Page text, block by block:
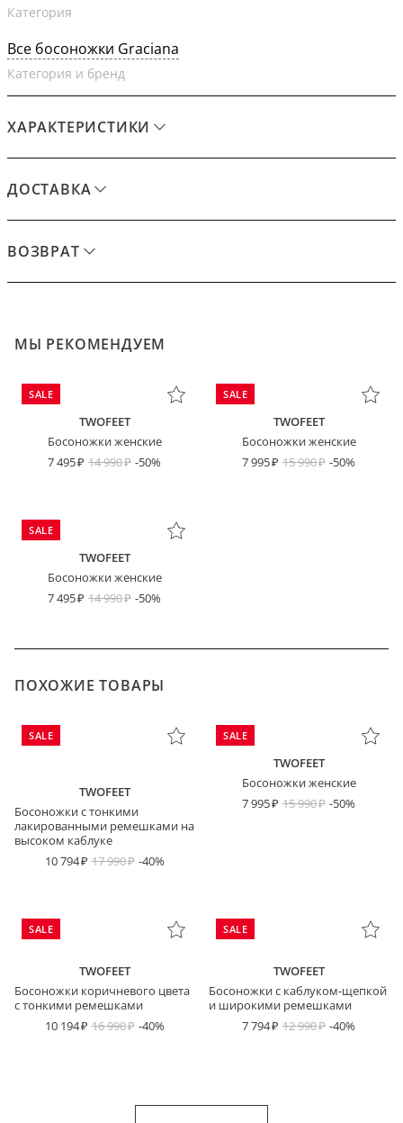
Категория
Все босоножки Graciana
Категория и бренд
ХАРАКТЕРИСТИКИ
ДОСТАВКА
ВОЗВРАТ
МЫ РЕКОМЕНДУЕМ
SALE
TWOFEET
Босоножки женские
7 495
14 990 -50%
SALE
TWOFEET
Босоножки женские
7 995
15 990 -50%
SALE
TWOFEET
Босоножки женские
7 495
14 990 -50%
ПОХОЖИЕ ТОВАРЫ
SALE
TWOFEET
Босоножки с тонкими
лакированными ремешками на
высоком каблуке
10 794
17 990 -40%
SALE
TWOFEET
Босоножки женские
7 995
15 990 -50%
SALE
TWOFEET
Босоножки коричневого цвета
с тонкими ремешками
10 194
16 990 -40%
SALE
TWOFEET
Босоножки с каблуком-щепкой
и широкими ремешками
7 794
12 990 -40%